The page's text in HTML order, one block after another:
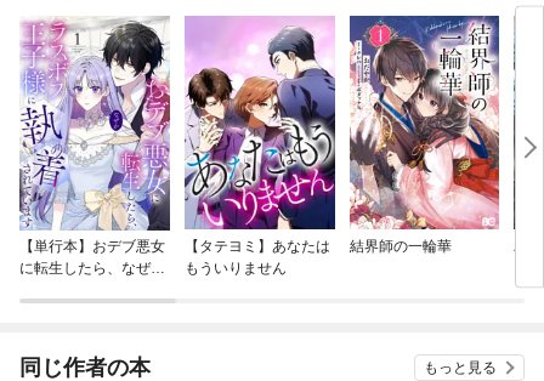
【単行本】おデブ悪女
に転生したら、なぜか
【タテヨミ】あなたは
もういりません
結界師の一輪華
バ
今
同じ作者の本 もっと見る